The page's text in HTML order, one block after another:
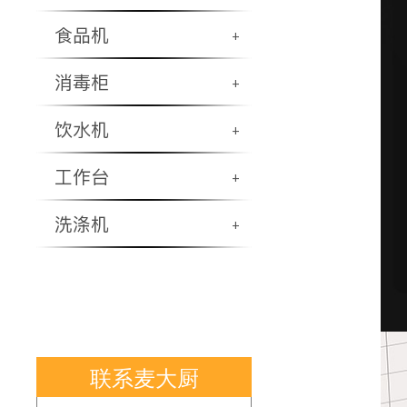
食品机
+
消毒柜 +
饮水机 +
工作台 +
洗涤机 +
联系麦大厨